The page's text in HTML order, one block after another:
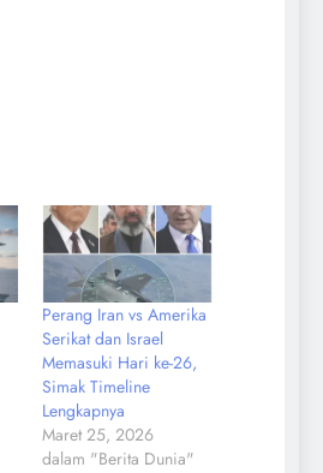
Perang Iran vs Amerika
Serikat dan Israel
Memasuki Hari ke-26,
Simak Timeline
Lengkapnya
Maret 25, 2026
dalam "Berita Dunia"